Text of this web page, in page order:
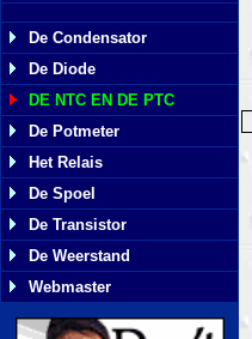
De Condensator
De Diode
DE NTC EN DE PTC
De Potmeter
Het Relais
De Spoel
De Transistor
De Weerstand
Webmaster